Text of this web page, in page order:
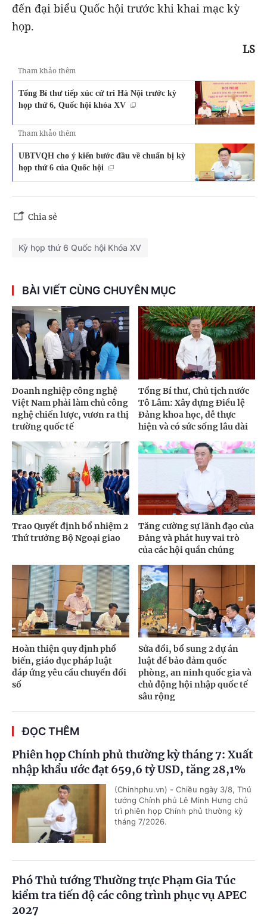
đến đại biểu Quốc hội trước khi khai mạc kỳ
họp.
LS
Tham khảo thêm
Tổng Bí thư tiếp xúc cử tri Hà Nội trước kỳ
họp thứ 6, Quốc hội khóa XV
Tham khảo thêm
UBTVQH cho ý kiến bước đầu về chuẩn bị kỳ
họp thứ 6 của Quốc hội
Chia sẻ
Kỳ họp thứ 6 Quốc hội Khóa XV
BÀI VIẾT CÙNG CHUYÊN MỤC
Doanh nghiệp công nghệ
Việt Nam phải làm chủ công
nghệ chiến lược, vươn ra thị
trường quốc tế
Tổng Bí thư, Chủ tịch nước
Tô Lâm: Xây dựng Điều lệ
Đảng khoa học, dễ thực
hiện và có sức sống lâu dài
Trao Quyết định bổ nhiệm 2
Thứ trưởng Bộ Ngoại giao
Tăng cường sự lãnh đạo của
Đảng và phát huy vai trò
của các hội quần chúng
Hoàn thiện quy định phổ
biến, giáo dục pháp luật
đáp ứng yêu cầu chuyển đổi
số
Sửa đổi, bổ sung 2 dự án
luật để bảo đảm quốc
phòng, an ninh quốc gia và
chủ động hội nhập quốc tế
sâu rộng
ĐỌC THÊM
Phiên họp Chính phủ thường kỳ tháng 7: Xuất
nhập khẩu ước đạt 659,6 tỷ USD, tăng 28,1%
(Chinhphu.vn) - Chiều ngày 3/8, Thủ
tướng Chính phủ Lê Minh Hưng chủ
trì phiên họp Chính phủ thường kỳ
tháng 7/2026.
Phó Thủ tướng Thường trực Phạm Gia Túc
kiểm tra tiến độ các công trình phục vụ APEC
2027